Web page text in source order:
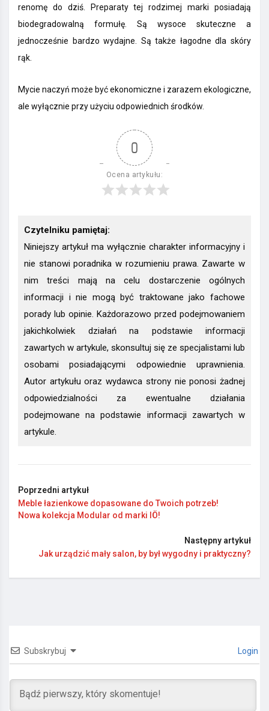
renomę do dziś. Preparaty tej rodzimej marki posiadają
biodegradowalną formułę. Są wysoce skuteczne a
jednocześnie bardzo wydajne. Są także łagodne dla skóry
rąk.
Mycie naczyń może być ekonomiczne i zarazem ekologiczne,
ale wyłącznie przy użyciu odpowiednich środków.
0
Ocena artykułu:
Czytelniku pamiętaj:
Niniejszy artykuł ma wyłącznie charakter informacyjny i
nie stanowi poradnika w rozumieniu prawa. Zawarte w
nim treści mają na celu dostarczenie ogólnych
informacji i nie mogą być traktowane jako fachowe
porady lub opinie. Każdorazowo przed podejmowaniem
jakichkolwiek działań na podstawie informacji
zawartych w artykule, skonsultuj się ze specjalistami lub
osobami posiadającymi odpowiednie uprawnienia.
Autor artykułu oraz wydawca strony nie ponosi żadnej
odpowiedzialności za ewentualne działania
podejmowane na podstawie informacji zawartych w
artykule.
Poprzedni artykuł
Meble łazienkowe dopasowane do Twoich potrzeb!
Nowa kolekcja Modular od marki IÖ!
Następny artykuł
Jak urządzić mały salon, by był wygodny i praktyczny?
Subskrybuj Login